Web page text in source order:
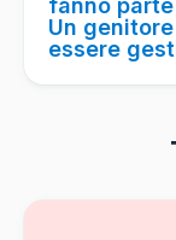
Un
essere